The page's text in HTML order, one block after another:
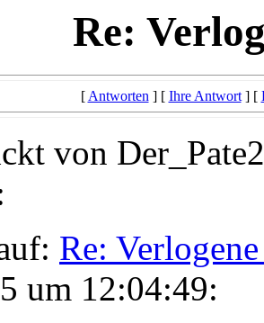
Re:
[Antworten] [ Ihre Antwort] [
von
Re:
um 12:04:49: